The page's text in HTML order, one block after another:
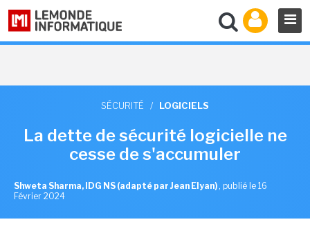
SÉCURITÉ / LOGICIELS
La dette de sécurité logicielle ne
cesse de s'accumuler
Shweta Sharma, IDG NS (adapté par Jean Elyan) , publié le 16
Février 2024